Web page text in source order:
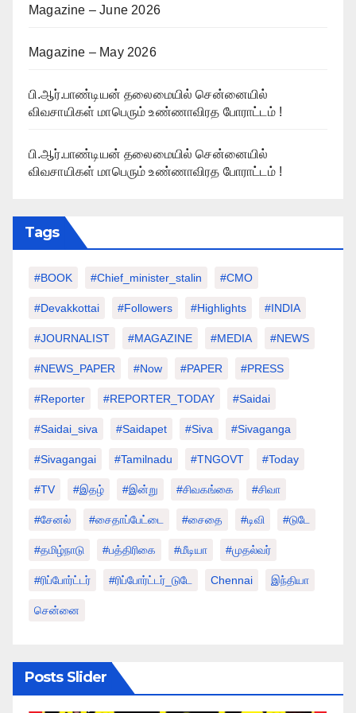
Magazine – June 2026
Magazine – May 2026
பி.ஆர்.பாண்டியன் தலைமையில் சென்னையில்
விவசாயிகள் மாபெரும் உண்ணாவிரத போராட்டம் !
பி.ஆர்.பாண்டியன் தலைமையில் சென்னையில்
விவசாயிகள் மாபெரும் உண்ணாவிரத போராட்டம் !
Tags
#BOOK #chief_minister_stalin #CMO
#devakkottai #followers #highlights #INDIA
#JOURNALIST #MAGAZINE #MEDIA #NEWS
#NEWS_PAPER #Now #PAPER #PRESS
#Reporter #REPORTER_TODAY #saidai
#saidai_siva #saidapet #Siva #Sivaganga
#sivagangai #tamilnadu #TNGOVT #today
#TV #இதழ் #இன்று #சிவகங்கை #சிவா
#சேனல் #சைதாப்பேட்டை #சைதை #டிவி #டுடே
#தமிழ்நாடு #பத்திரிகை #மீடியா #முதல்வர்
#ரிப்போர்ட்டர் #ரிப்போர்ட்டர்_டுடே Chennai இந்தியா
சென்னை
Posts Slider